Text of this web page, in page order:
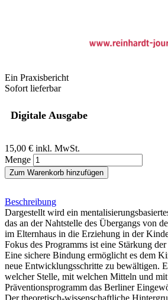
Ein Praxisbericht
Sofort lieferbar
Digitale Ausgabe
15,00 € inkl. MwSt.
Menge
Zum Warenkorb hinzufügen
Beschreibung
Dargestellt wird ein
das an der Nahtstelle des Übergangs von
im Elternhaus in die Erziehung in der
Fokus des Programms ist eine Stärkung
Eine sichere Bindung ermöglicht es dem
neue Entwicklungsschritte zu bewältigen.
welcher Stelle, mit welchen Mitteln und
Präventionsprogramm das Berliner
Der theoretisch-wissenschaftliche